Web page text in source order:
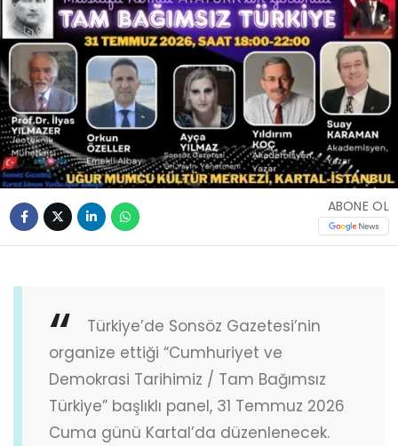
ABONE OL
Türkiye’de Sonsöz Gazetesi’nin
organize ettiği “Cumhuriyet ve
Demokrasi Tarihimiz / Tam Bağımsız
Türkiye” başlıklı panel, 31 Temmuz 2026
Cuma günü Kartal’da düzenlenecek.